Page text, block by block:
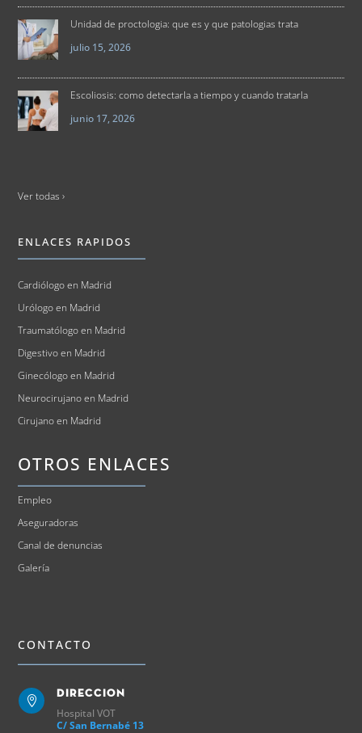
Unidad de proctologia: que es y que patologias trata
julio 15, 2026
Escoliosis: como detectarla a tiempo y cuando tratarla
junio 17, 2026
Ver todas ›
ENLACES RAPIDOS
Cardiólogo en Madrid
Urólogo en Madrid
Traumatólogo en Madrid
Digestivo en Madrid
Ginecólogo en Madrid
Neurocirujano en Madrid
Cirujano en Madrid
OTROS ENLACES
Empleo
Aseguradoras
Canal de denuncias
Galería
CONTACTO

Direccion
Hospital VOT
C/ San Bernabé 13